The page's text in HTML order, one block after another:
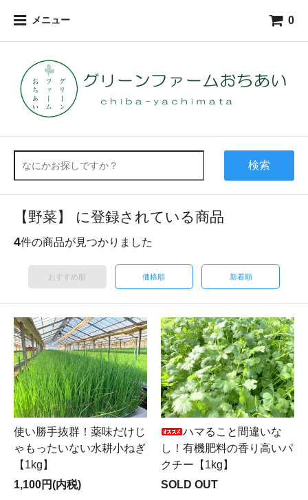
メニュー 0
検索
【野菜】 に登録されている商品
4件の商品が見つかりました
おすすめ順 価格順 新着順
使い勝手抜群！薬味だけじ
ゃもったいない水耕小ねぎ
【1kg】
1,100円(内税)
ハマること間違いな
し！有機肥料の香り高いパ
クチー【1kg】
SOLD OUT